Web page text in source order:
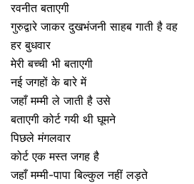
रवनीत बताएगी
गुरुद्वारे जाकर दुखभंजनी साहब गाती है वह
हर बुधवार
मेरी बच्ची भी बताएगी
नई जगहों के बारे में
जहाँ मम्मी ले जाती है उसे
बताएगी कोर्ट गयी थी घूमने
पिछले मंगलवार
कोर्ट एक मस्त जगह है
जहाँ मम्मी-पापा बिल्कुल नहीं लड़ते